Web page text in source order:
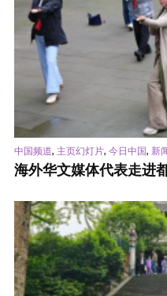
中国频道, 主页幻灯片, 今日中国, 新
海外华文媒体代表走进